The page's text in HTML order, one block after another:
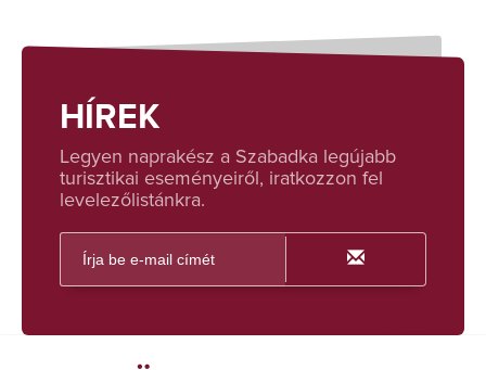
HÍREK
Legyen naprakész a Szabadka legújabb
turisztikai eseményeiről, iratkozzon fel
levelezőlistánkra.